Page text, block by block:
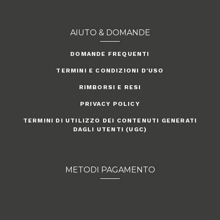
AIUTO & DOMANDE
DOMANDE FREQUENTI
TERMINI E CONDIZIONI D'USO
RIMBORSI E RESI
PRIVACY POLICY
TERMINI DI UTILIZZO DEI CONTENUTI GENERATI
DAGLI UTENTI (UGC)
METODI PAGAMENTO